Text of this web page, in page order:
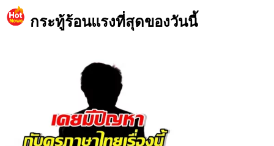
กระทู้ร้อนแรงที่สุดของวันนี้